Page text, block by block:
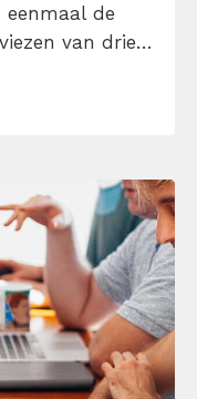
eenmaal de
van drie
je